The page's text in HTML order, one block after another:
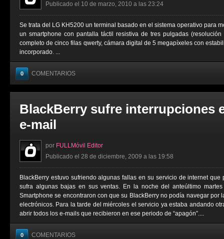
Publicado el 10 de marzo, 2010 a las 23:24
Se trata del LG KH5200 un terminal basado en el sistema operativo para
un smartphone con pantalla táctil resistiva de tres pulgadas
completo de cinco filas qwerty, cámara digital de 5 megapíxeles con
incorporado. ...
0 COMENTARIOS
BlackBerry sufre interrupciones
e-mail
por FULLMóvil Editor
Publicado el 28 de diciembre, 2009 a las 19:58
BlackBerry estuvo sufriendo algunas fallas en su servicio de internet
sufra algunas bajas en sus ventas. En la noche del anteúltimo
Smartphone se encontraron con que su BlackBerry no podía navegar por
electrónicos. Para la tarde del miércoles el servicio ya estaba andando
abrir todos los e-mails que recibieron en ese periodo de “apagón”....
0 COMENTARIOS